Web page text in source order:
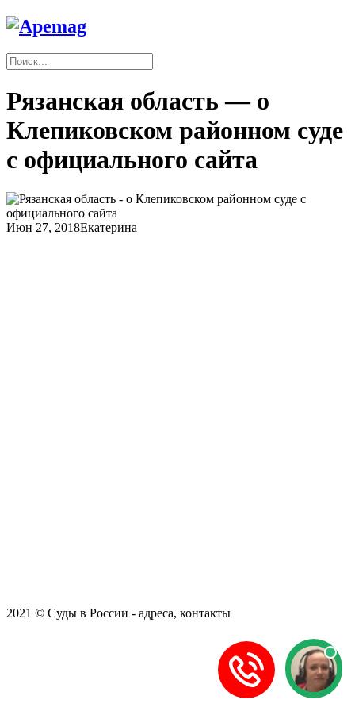
Рязанская область — о
Клепиковском районном суде
с официального сайта
Июн 27, 2018Екатерина
2021 © Суды в России - адреса, контакты